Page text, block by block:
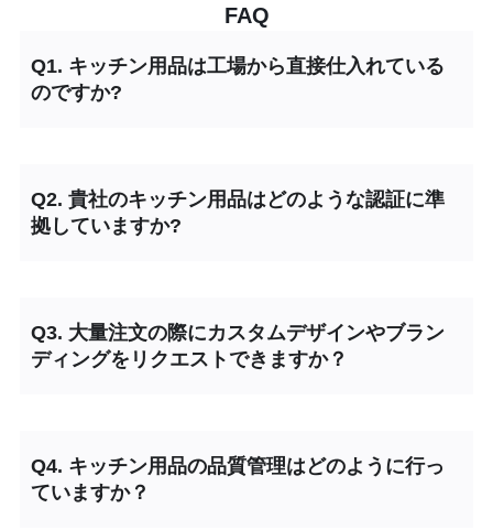
FAQ
Q1. キッチン用品は工場から直接仕入れている
のですか?
Q2. 貴社のキッチン用品はどのような認証に準
拠していますか?
Q3. 大量注文の際にカスタムデザインやブラン
ディングをリクエストできますか？
Q4. キッチン用品の品質管理はどのように行っ
ていますか？